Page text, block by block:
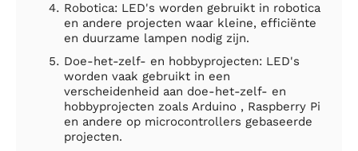
Robotica: LED's worden gebruikt in robotica
en andere projecten waar kleine, efficiënte
en duurzame lampen nodig zijn.
Doe-het-zelf- en hobbyprojecten: LED's
worden vaak gebruikt in een
verscheidenheid aan doe-het-zelf- en
hobbyprojecten zoals Arduino , Raspberry Pi
en andere op microcontrollers gebaseerde
projecten.